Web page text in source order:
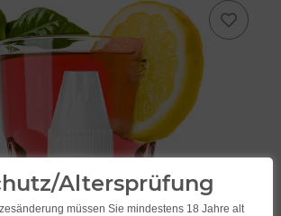
Altersprüfung
müssen Sie mindestens 18 Jahre alt